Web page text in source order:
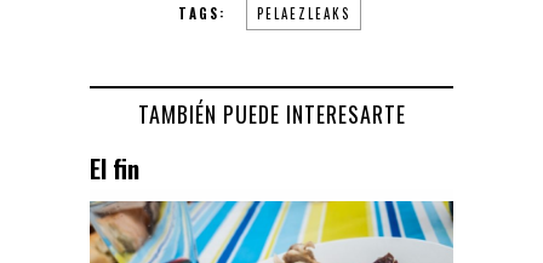
TAGS: PELAEZLEAKS
TAMBIÉN PUEDE INTERESARTE
El fin